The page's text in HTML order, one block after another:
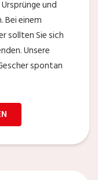
und
einem
sollten Sie sich
Unsere
spontan